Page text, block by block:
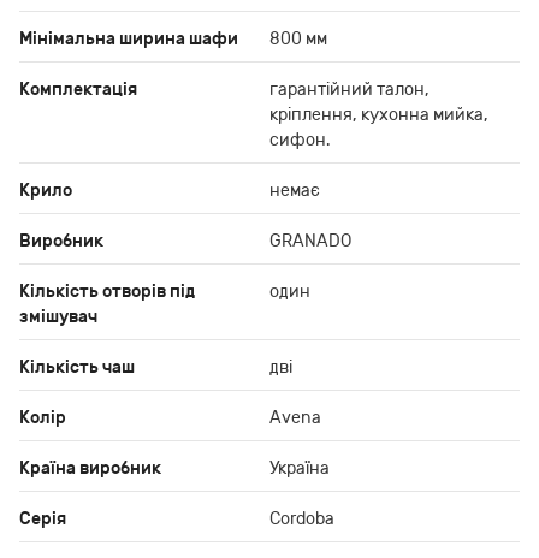
Мінімальна ширина шафи 800 мм
Комплектація
гарантійний талон,
кріплення, кухонна мийка,
сифон.
Крило немає
Виробник GRANADO
Кількість отворів під
змішувач
один
Кількість чаш дві
Колір Avena
Країна виробник Україна
Серія Cordoba